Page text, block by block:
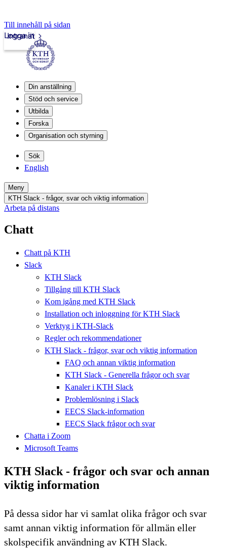
Till innehåll på sidan
Intranät
Logga in
Din anställning
Stöd och service
Utbilda
Forska
Organisation och styrning
Sök
English
Meny
KTH Slack - frågor, svar och viktig information
Arbeta på distans
Chatt
Chatt på KTH
Slack
KTH Slack
Tillgång till KTH Slack
Kom igång med KTH Slack
Installation och inloggning för KTH Slack
Verktyg i KTH-Slack
Regler och rekommendationer
KTH Slack - frågor, svar och viktig information
FAQ och annan viktig information
KTH Slack - Generella frågor och svar
Kanaler i KTH Slack
Problemlösning i Slack
EECS Slack-information
EECS Slack frågor och svar
Chatta i Zoom
Microsoft Teams
KTH Slack - frågor och svar och annan
viktig information
På dessa sidor har vi samlat olika frågor och svar
samt annan viktig information för allmän eller
skolspecifik användning av KTH Slack.